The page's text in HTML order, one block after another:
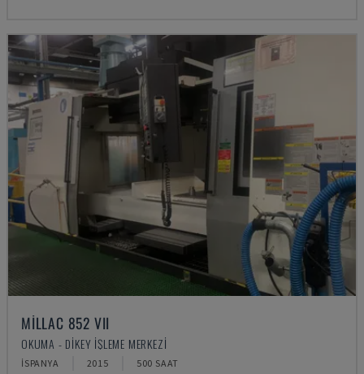
MILLAC 852 VII
OKUMA - DIKEY İŞLEME MERKEZI
İSPANYA 2015 500 SAAT